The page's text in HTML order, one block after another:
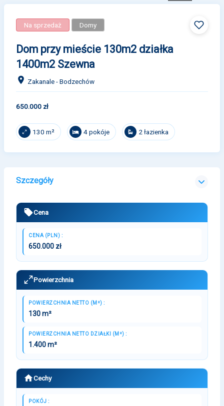
Na sprzedaż Domy
Dom przy mieście 130m2 działka
1400m2 Szewna
Zakanale - Bodzechów
650.000 zł
130 m² 4 pokóje 2 łazienka
Szczegóły
Cena
CENA (PLN) :
650.000 zł
Powierzchnia
POWIERZCHNIA NETTO (M²) :
130 m²
POWIERZCHNIA NETTO DZIAŁKI (M²) :
1.400 m²
Cechy
POKÓJ :